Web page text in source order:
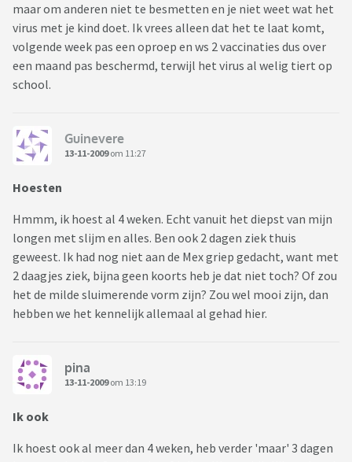
maar om anderen niet te besmetten en je niet weet wat het
virus met je kind doet. Ik vrees alleen dat het te laat komt,
volgende week pas een oproep en ws 2 vaccinaties dus over
een maand pas beschermd, terwijl het virus al welig tiert op
school.
Guinevere
13-11-2009om 11:27
Hoesten
Hmmm, ik hoest al 4 weken. Echt vanuit het diepst van mijn
longen met slijm en alles. Ben ook 2 dagen ziek thuis
geweest. Ik had nog niet aan de Mex griep gedacht, want met
2 daagjes ziek, bijna geen koorts heb je dat niet toch? Of zou
het de milde sluimerende vorm zijn? Zou wel mooi zijn, dan
hebben we het kennelijk allemaal al gehad hier.
pina
13-11-2009om 13:19
Ik ook
Ik hoest ook al meer dan 4 weken, heb verder 'maar' 3 dagen